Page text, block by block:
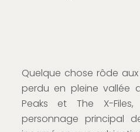
Quelque chose rôde
perdu en pleine vallée
Peaks et The X-
personnage principal